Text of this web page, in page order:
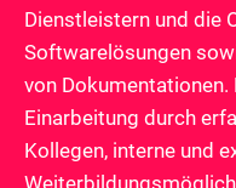
Dienstleistern und die
Softwarelösungen
von
Einarbeitung durch
Kollegen, interne und